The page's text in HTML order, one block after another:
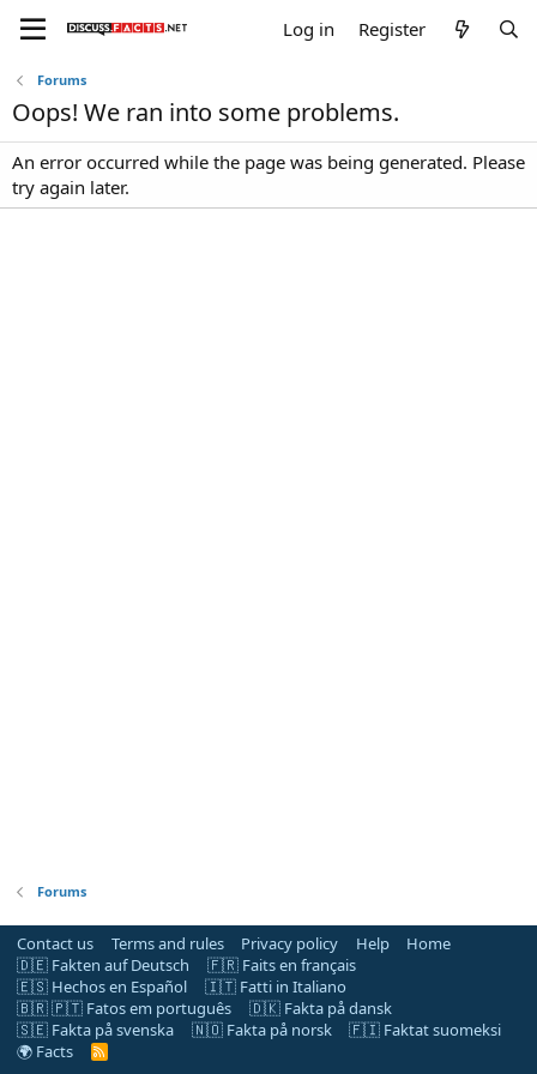
Log in Register
Forums
Oops! We ran into some problems.
An error occurred while the page was being generated. Please
try again later.
Forums
Contact us Terms and rules Privacy policy Help
Home
🇩🇪 Fakten auf Deutsch
🇫🇷 Faits en français
🇪🇸 Hechos en Español
🇮🇹 Fatti in Italiano
🇧🇷 🇵🇹 Fatos em português
🇩🇰 Fakta på dansk
🇸🇪 Fakta på svenska
🇳🇴 Fakta på norsk
🇫🇮 Faktat suomeksi
🌍 Facts
R